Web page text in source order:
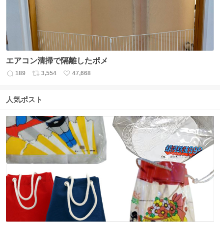
エアコン清掃で隔離したポメ
返
数
189
リ
ス
数
3,554
い
47,668
人気ポスト